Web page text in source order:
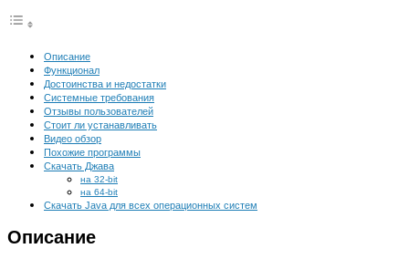
Описание
Функционал
Достоинства и недостатки
Системные требования
Отзывы пользователей
Стоит ли устанавливать
Видео обзор
Похожие программы
Скачать Джава
на 32-bit
на 64-bit
Скачать Java для всех операционных систем
Описание